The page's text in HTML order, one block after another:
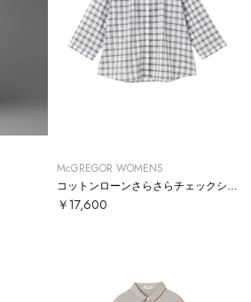
McGREGOR WOMENS
￥17,600